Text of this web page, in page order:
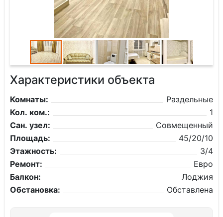
Характеристики объекта
Комнаты:
Раздельные
Кол. ком.:
1
Сан. узел:
Совмещенный
Площадь:
45/20/10
Этажность:
3/4
Ремонт:
Евро
Балкон:
Лоджия
Обстановка:
Обставлена